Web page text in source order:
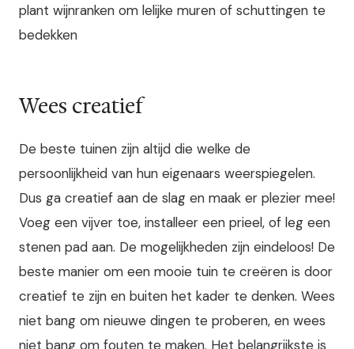
plant wijnranken om lelijke muren of schuttingen te
bedekken
Wees creatief
De beste tuinen zijn altijd die welke de
persoonlijkheid van hun eigenaars weerspiegelen.
Dus ga creatief aan de slag en maak er plezier mee!
Voeg een vijver toe, installeer een prieel, of leg een
stenen pad aan. De mogelijkheden zijn eindeloos! De
beste manier om een mooie tuin te creëren is door
creatief te zijn en buiten het kader te denken. Wees
niet bang om nieuwe dingen te proberen, en wees
niet bang om fouten te maken. Het belangrijkste is